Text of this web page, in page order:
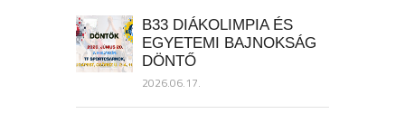
B33 DIÁKOLIMPIA ÉS
EGYETEMI BAJNOKSÁG
DÖNTŐ
2026.06.17.